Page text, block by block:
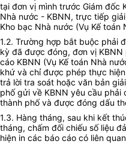
tại đơn vị mình trước Giám đốc
Nhà nước - KBNN, trực tiếp
Kho bạc Nhà nước (Vụ Kế toán
1.2. Trường hợp bắt buộc phải
kỳ đã được đóng, đơn vị
cáo KBNN (Vụ Kế toán Nhà
khứ và chỉ được phép thực
trả lời tra soát hoặc văn bản
phố gửi về KBNN yêu cầu phải
thành phố và được đóng dấu
1.3. Hàng tháng, sau khi kết
tháng, chấm đối chiếu số liệu
hiện in các báo cáo có liên